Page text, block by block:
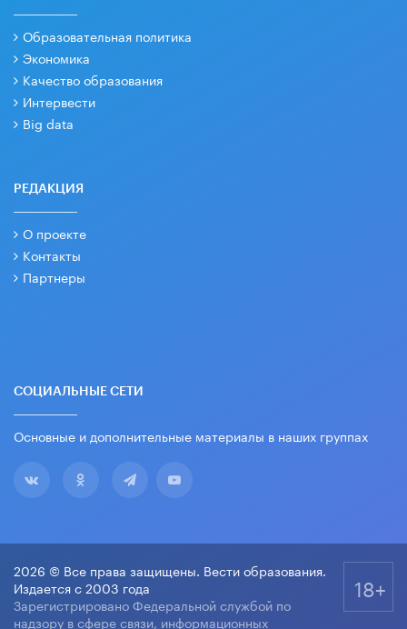
Образовательная политика
Экономика
Качество образования
Интервести
Big data
РЕДАКЦИЯ
О проекте
Контакты
Партнеры
СОЦИАЛЬНЫЕ СЕТИ
Основные и дополнительные материалы в наших группах
2026 © Все права защищены. Вести образования.
Издается с 2003 года
Зарегистрировано Федеральной службой по
надзору в сфере связи, информационных
18+